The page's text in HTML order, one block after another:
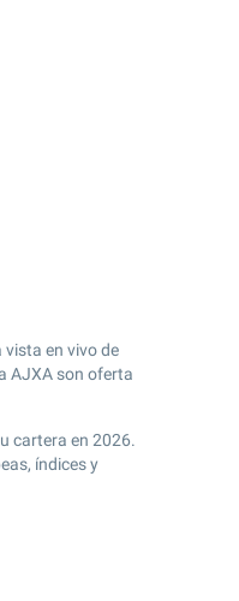
vista en vivo de
AJXA son oferta
cartera en 2026.
índices y